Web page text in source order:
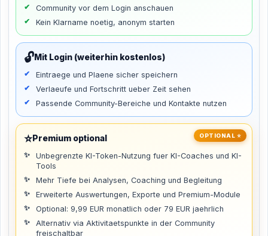
Community vor dem Login anschauen
Kein Klarname noetig, anonym starten
🔓Mit Login (weiterhin kostenlos)
Eintraege und Plaene sicher speichern
Verlaeufe und Fortschritt ueber Zeit sehen
Passende Community-Bereiche und Kontakte nutzen
OPTIONAL ⭐
⭐Premium optional
Unbegrenzte KI-Token-Nutzung fuer KI-Coaches und KI-
Tools
Mehr Tiefe bei Analysen, Coaching und Begleitung
Erweiterte Auswertungen, Exporte und Premium-Module
Optional: 9,99 EUR monatlich oder 79 EUR jaehrlich
Alternativ via Aktivitaetspunkte in der Community
freischaltbar